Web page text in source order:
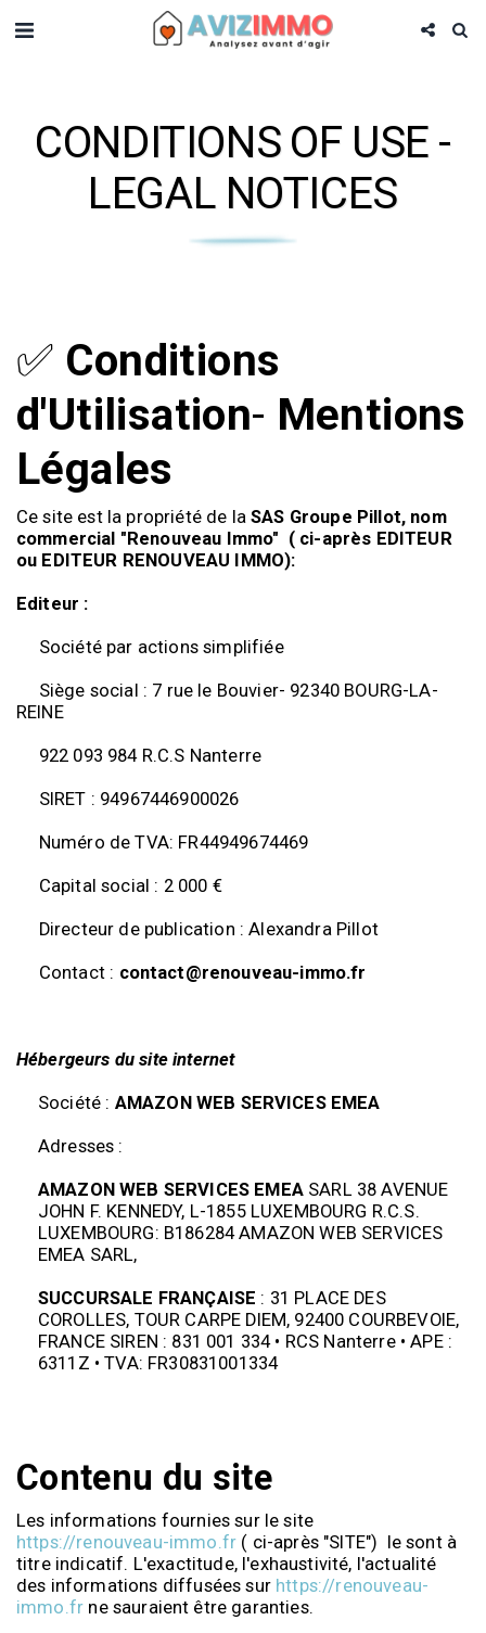
CONDITIONS OF USE -
LEGAL NOTICES
✅ Conditions
d'Utilisation- Mentions
Légales
Ce site est la propriété de laSAS Groupe Pillot, nom
commercial "Renouveau Immo" ( ci-après EDITEUR
ou EDITEUR RENOUVEAU IMMO):
Editeur :
Société par actions simplifiée
Siège social : 7 rue le Bouvier- 92340 BOURG-LA-
REINE
922 093 984 R.C.S Nanterre
SIRET : 94967446900026
Numéro de TVA: FR44949674469
Capital social : 2 000 €
Directeur de publication : Alexandra Pillot
Contact : contact@renouveau-immo.fr
Hébergeurs du site internet
Société : AMAZON WEB SERVICES EMEA
Adresses :
AMAZON WEB SERVICES EMEA SARL 38 AVENUE
JOHN F. KENNEDY, L-1855 LUXEMBOURG R.C.S.
LUXEMBOURG: B186284 AMAZON WEB SERVICES
EMEA SARL,
SUCCURSALE FRANÇAISE : 31 PLACE DES
COROLLES, TOUR CARPE DIEM, 92400 COURBEVOIE,
FRANCE SIREN : 831 001 334 • RCS Nanterre • APE :
6311Z • TVA: FR30831001334
Contenu du site
Les informations fournies sur le site
https://renouveau-immo.fr ( ci-après "SITE") le sont à
titre indicatif. L'exactitude, l'exhaustivité, l'actualité
des informations diffusées sur https://renouveau-
immo.fr ne sauraient être garanties.